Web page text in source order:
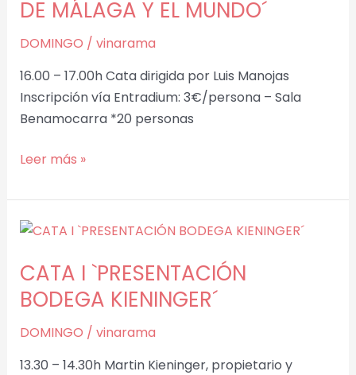
DE MÁLAGA Y EL MUNDO´
DOMINGO / vinarama
16.00 – 17.00h Cata dirigida por Luis Manojas
Inscripción vía Entradium: 3€/persona – Sala
Benamocarra *20 personas
VIVA,
PX
DE
MÁLAGA
Y
MUNDO
Leer más »
CATA I `PRESENTACIÓN
BODEGA KIENINGER´
DOMINGO / vinarama
13.30 – 14.30h Martin Kieninger, propietario y
CATA
`PRESENTACIÓN
BODEGA
´